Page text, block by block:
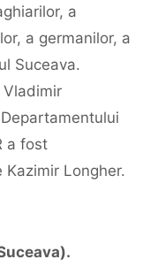
a
a germanilor, a
Suceava.
a fost
Longher.